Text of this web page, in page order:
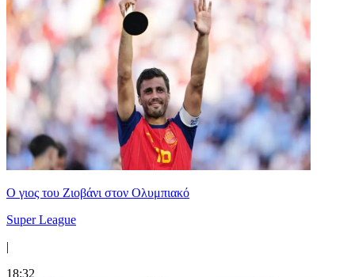
Ο γιος του Ζιοβάνι στον Ολυμπιακό
Super League
|
18:32